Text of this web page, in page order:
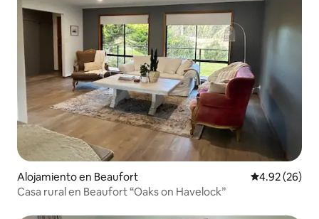
Alojamiento en Beaufort Calificación
4.92 (26)
Casa rural en Beaufort “Oaks on Havelock”